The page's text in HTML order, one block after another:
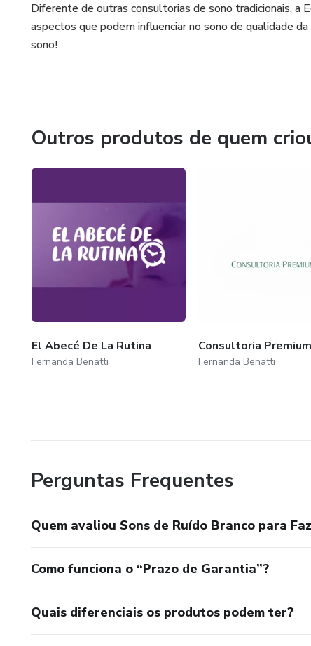
Diferente de outras consultorias de sono tradicionais, a
aspectos que podem influenciar no sono de qualidade
sono!
Outros produtos de quem
El Abecé De La Rutina
Fernanda Benatti
Consultoria Premium
Fernanda Benatti
Perguntas Frequentes
Quem avaliou Sons de Ruído Branco para
Como funciona o “Prazo de Garantia”?
Quais diferenciais os produtos podem ter?